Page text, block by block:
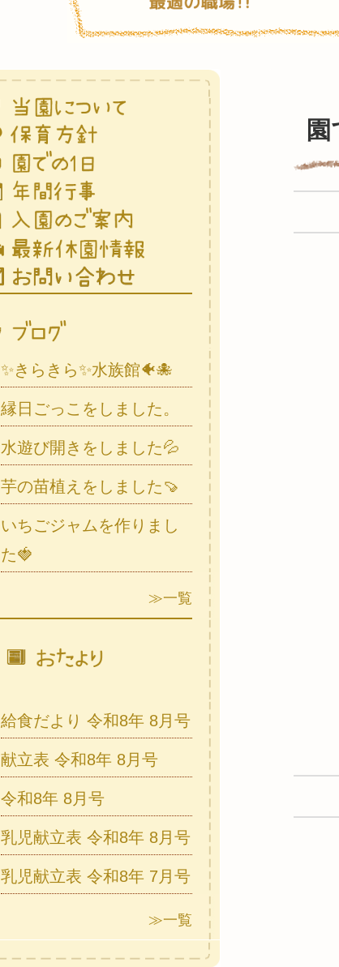
園
✨きらきら✨水族館🐠🐙
縁日ごっこをしました。
水遊び開きをしました💦
芋の苗植えをしました🍠
いちごジャムを作りまし
た🍓
≫一覧
給食だより 令和8年 8月号
献立表 令和8年 8月号
令和8年 8月号
乳児献立表 令和8年 8月号
乳児献立表 令和8年 7月号
≫一覧